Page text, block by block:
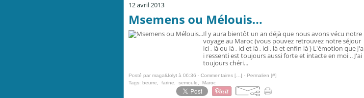
12 avril 2013
Msemens ou Mélouis...
Il y aura bientôt un an déjà que nous avons vécu notre
voyage au Maroc (vous pouvez retrouvez notre séjour
ici , là ou là , ici et là , ici , là et enfin là ) L'émotion que j'a
i ressenti est toujours aussi forte et intacte en moi .. J'ai
toujours chéri...
Posté par magaliJolyt à 06:36 - Commentaires [ ] - Permalien [#]
Tags: beurre farine semoule Maroc